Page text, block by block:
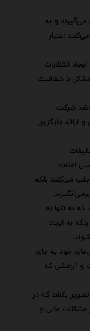
می‌گیرند و به
اعتبار
انتظارات
با شفافیت
شرکت
ارائه جایگزین
اعتماد
می‌کنند بلکه
نه تنها به
به ایجاد
خود به جای
و آرامشی که
بکشد که در
مشکلات مالی و